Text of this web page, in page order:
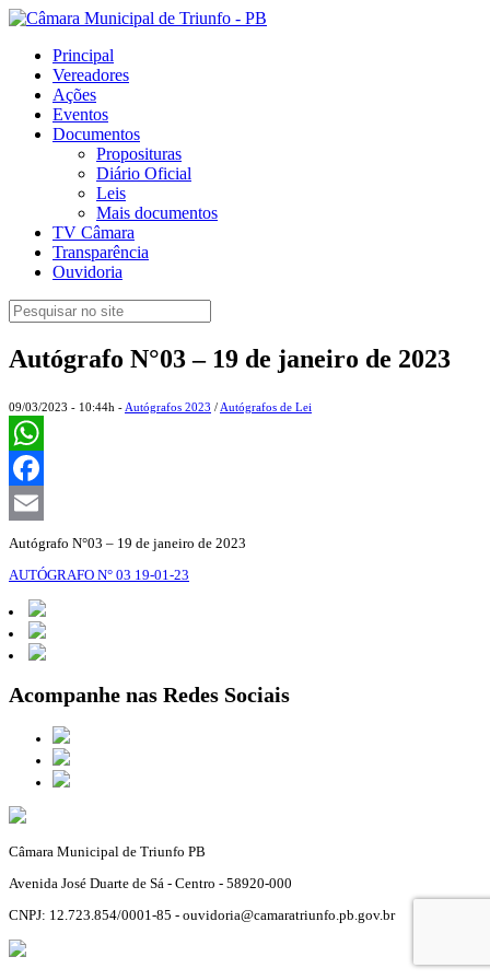
Principal
Vereadores
Ações
Eventos
Documentos
Proposituras
Diário Oficial
Leis
Mais documentos
TV Câmara
Transparência
Ouvidoria
Autógrafo N°03 – 19 de janeiro de 2023
09/03/2023 - 10:44h - Autógrafos 2023 / Autógrafos de Lei
WhatsApp
Facebook
Email
Autógrafo N°03 – 19 de janeiro de 2023
AUTÓGRAFO N° 03 19-01-23
Acompanhe nas Redes Sociais
Câmara Municipal de Triunfo PB
Avenida José Duarte de Sá - Centro - 58920-000
CNPJ: 12.723.854/0001-85 - ouvidoria@camaratriunfo.pb.gov.br